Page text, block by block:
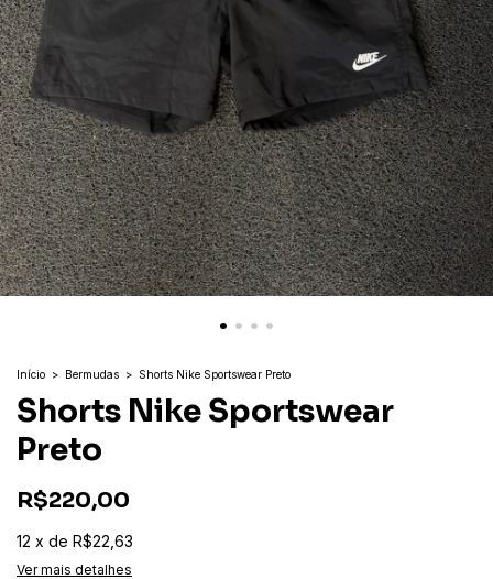
Início > Bermudas > Shorts Nike Sportswear Preto
Shorts Nike Sportswear
Preto
R$220,00
12 x de R$22,63
Ver mais detalhes